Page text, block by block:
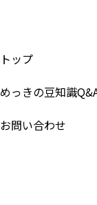
トップ
めっきの豆知識
お問い合わせ